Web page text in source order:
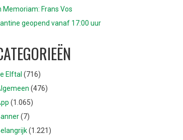
Memoriam: Frans Vos
geopend vanaf 17:00 uur
Elftal (716)
(476)
(1.065)
(7)
(1.221)